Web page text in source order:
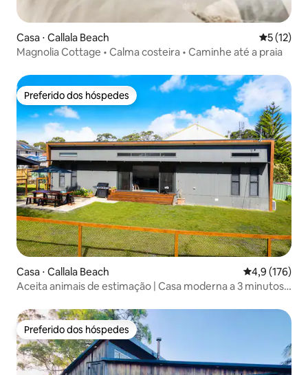
Casa ⋅ Callala Beach 5 de uma
5 (12)
Magnolia Cottage • Calma costeira • Caminhe até a praia
Preferido dos hóspedes
Preferido dos hóspedes
Casa ⋅ Callala Beach 4,9 de uma
4,9 (176)
Aceita animais de estimação | Casa moderna a 3 minutos
Preferido dos hóspedes
Preferido dos hóspedes